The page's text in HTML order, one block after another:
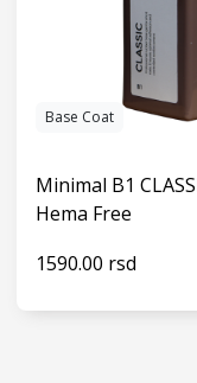
Base Coat
Minimal B1
Hema Free
1590.00 rsd